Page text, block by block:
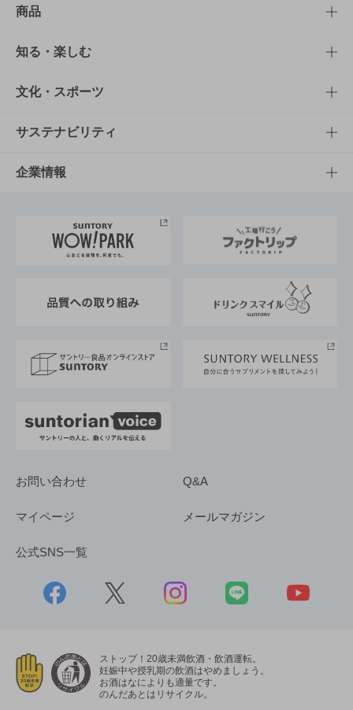
商品
商品TOP
商品一覧
商品発売情報
栄養成分一覧
知る・楽しむ
知る・楽しむTOP
キャンペーン
工場見学
地域情報
文化・スポーツ
文化・スポーツTOP
サントリーホール
サントリーサンバーズ大阪
サステナビリティ
サステナビリティTOP
サントリーが考えるサステナビリティ経営
企業情報
企業概要
採用情報
お問い合わせ Q&A
マイページ メールマガジン
公式SNS一覧
ストップ！20歳未満飲酒・飲酒運転。
妊娠中や授乳期の飲酒はやめましょう。
お酒はなによりも適量です。
のんだあとはリサイクル。